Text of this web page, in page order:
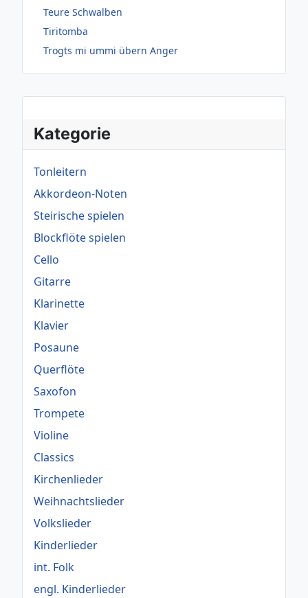
Kategorie
Tonleitern
Akkordeon-Noten
Steirische spielen
Blockflöte spielen
Cello
Gitarre
Klarinette
Klavier
Posaune
Querflöte
Saxofon
Trompete
Violine
Classics
Kirchenlieder
Weihnachtslieder
Volkslieder
Kinderlieder
int. Folk
engl. Kinderlieder
Teure Schwalben
Tiritomba
Trogts mi ummi übern Anger